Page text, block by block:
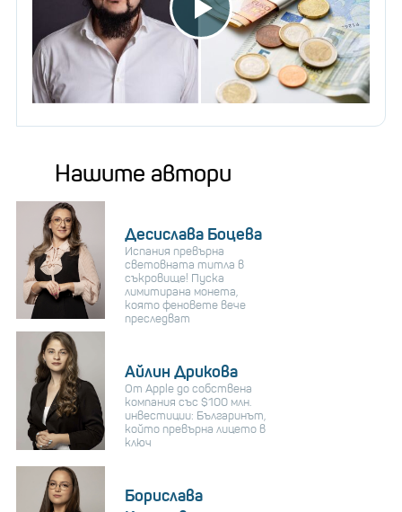
Нашите автори
Десислава Боцева
Испания превърна
световната титла в
съкровище! Пуска
лимитирана монета,
която феновете вече
преследват
Айлин Дрикова
От Apple до собствена
компания със $100 млн.
инвестиции: Българинът,
който превърна лицето в
ключ
Борислава